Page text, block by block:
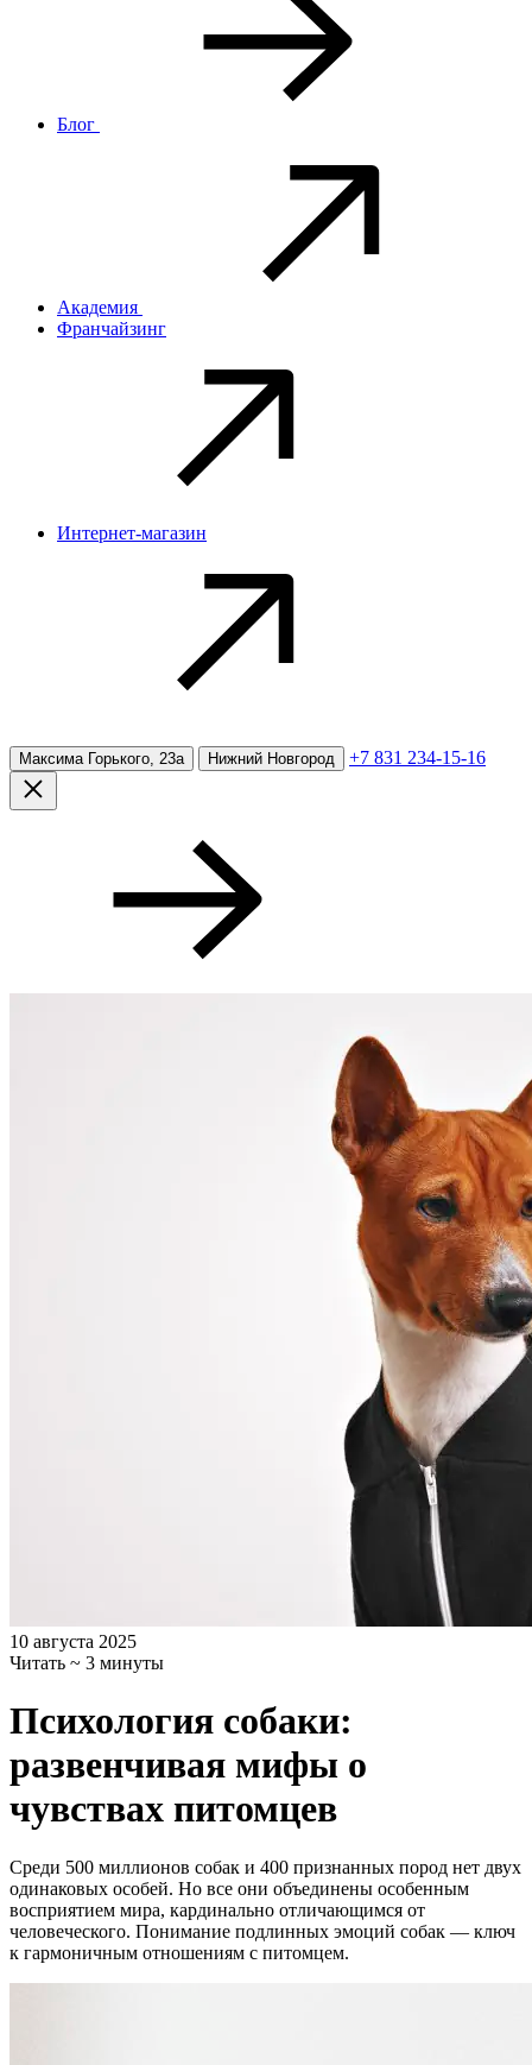
Блог
Академия
Франчайзинг
Интернет-магазин
Максима Горького, 23а Нижний Новгород +7 831 234-15-16
10 августа 2025
Читать ~ 3 минуты
Психология собаки:
развенчивая мифы о
чувствах питомцев
Среди 500 миллионов собак и 400 признанных пород нет двух
одинаковых особей. Но все они объединены особенным
восприятием мира, кардинально отличающимся от
человеческого. Понимание подлинных эмоций собак — ключ
к гармоничным отношениям с питомцем.